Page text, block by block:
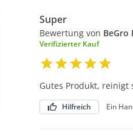
Super
Bewertung von BeGro
Verifizierter Kauf
Gutes Produkt, reinigt
Hilfreich Ein